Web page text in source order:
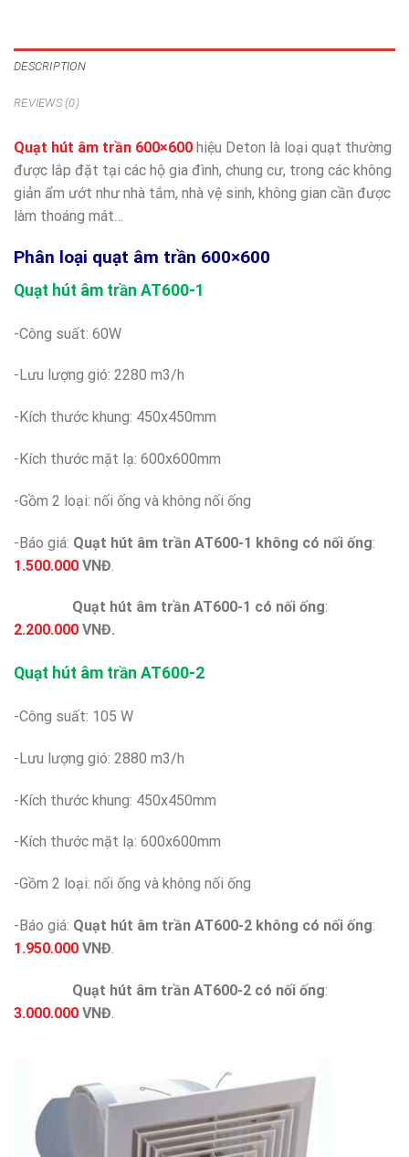
DESCRIPTION
REVIEWS (0)
Quạt hút âm trần 600×600 hiệu Deton là loại quạt thường
được lắp đặt tại các hộ gia đình, chung cư, trong các không
giản ẩm ướt như nhà tắm, nhà vệ sinh, không gian cần được
làm thoáng mát…
Phân loại quạt âm trần 600×600
Quạt hút âm trần AT600-1
-Công suất: 60W
-Lưu lượng gió: 2280 m3/h
-Kích thước khung: 450x450mm
-Kích thước mặt lạ: 600x600mm
-Gồm 2 loại: nối ống và không nối ống
-Báo giá: Quạt hút âm trần AT600-1 không có nối ống:
1.500.000 VNĐ
Quạt hút âm trần AT600-1 có nối ống:
2.200.000 VNĐ.
Quạt hút âm trần AT600-2
-Công suất: 105 W
-Lưu lượng gió: 2880 m3/h
-Kích thước khung: 450x450mm
-Kích thước mặt lạ: 600x600mm
-Gồm 2 loại: nối ống và không nối ống
-Báo giá: Quạt hút âm trần AT600-2 không có nối ống:
1.950.000 VNĐ.
Quạt hút âm trần AT600-2 có nối ống:
3.000.000 VNĐ